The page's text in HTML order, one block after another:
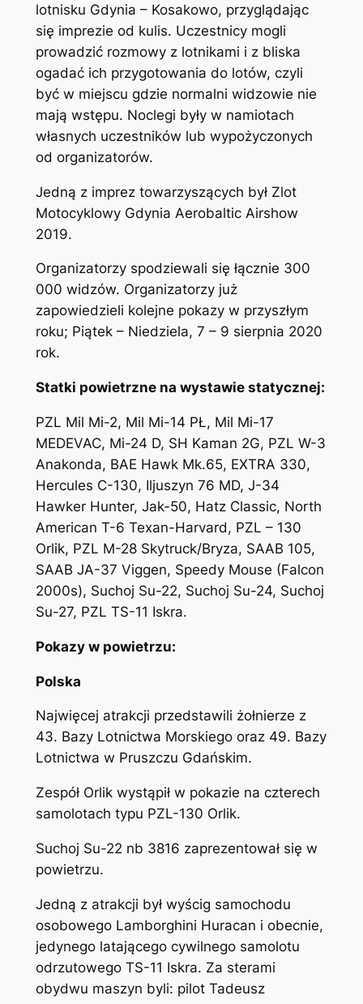
lotnisku Gdynia – Kosakowo, przyglądając
się imprezie od kulis. Uczestnicy mogli
prowadzić rozmowy z lotnikami i z bliska
ogadać ich przygotowania do lotów, czyli
być w miejscu gdzie normalni widzowie nie
mają wstępu. Noclegi były w namiotach
własnych uczestników lub wypożyczonych
od organizatorów.
Jedną z imprez towarzyszących był Zlot
Motocyklowy Gdynia Aerobaltic Airshow
2019.
Organizatorzy spodziewali się łącznie 300
000 widzów. Organizatorzy już
zapowiedzieli kolejne pokazy w przyszłym
roku; Piątek – Niedziela, 7 – 9 sierpnia 2020
rok.
Statki powietrzne na wystawie statycznej:
PZL Mil Mi-2, Mil Mi-14 PŁ, Mil Mi-17
MEDEVAC, Mi-24 D, SH Kaman 2G, PZL W-3
Anakonda, BAE Hawk Mk.65, EXTRA 330,
Hercules C-130, Iljuszyn 76 MD, J-34
Hawker Hunter, Jak-50, Hatz Classic, North
American T-6 Texan-Harvard, PZL – 130
Orlik, PZL M-28 Skytruck/Bryza, SAAB 105,
SAAB JA-37 Viggen, Speedy Mouse (Falcon
2000s), Suchoj Su-22, Suchoj Su-24, Suchoj
Su-27, PZL TS-11 Iskra.
Pokazy w powietrzu:
Polska
Najwięcej atrakcji przedstawili żołnierze z
43. Bazy Lotnictwa Morskiego oraz 49. Bazy
Lotnictwa w Pruszczu Gdańskim.
Zespół Orlik wystąpił w pokazie na czterech
samolotach typu PZL-130 Orlik.
Suchoj Su-22 nb 3816 zaprezentował się w
powietrzu.
Jedną z atrakcji był wyścig samochodu
osobowego Lamborghini Huracan i obecnie,
jedynego latającego cywilnego samolotu
odrzutowego TS-11 Iskra. Za sterami
obydwu maszyn byli: pilot Tadeusz